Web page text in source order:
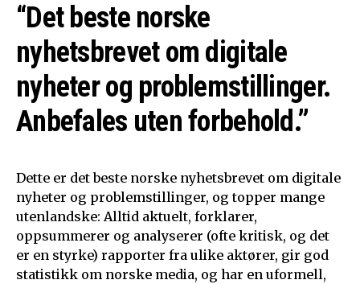
“Det beste norske
nyhetsbrevet om digitale
nyheter og problemstillinger.
Anbefales uten forbehold.”
Dette er det beste norske nyhetsbrevet om digitale
nyheter og problemstillinger, og topper mange
utenlandske: Alltid aktuelt, forklarer,
oppsummerer og analyserer (ofte kritisk, og det
er en styrke) rapporter fra ulike aktører, gir god
statistikk om norske media, og har en uformell,